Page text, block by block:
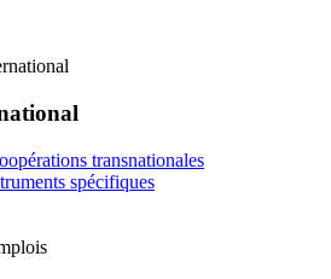
transnationales
spécifiques